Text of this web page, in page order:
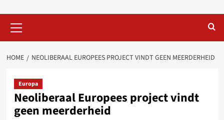
Menu
HOME NEOLIBERAAL EUROPEES PROJECT VINDT GEEN MEERDERHEID
Europa
Neoliberaal Europees project vindt
geen meerderheid